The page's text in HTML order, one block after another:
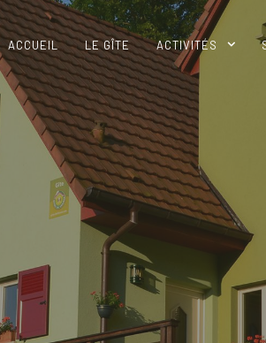
du propriétaire
ACCUEIL LE GÎTE ACTIVITÉS